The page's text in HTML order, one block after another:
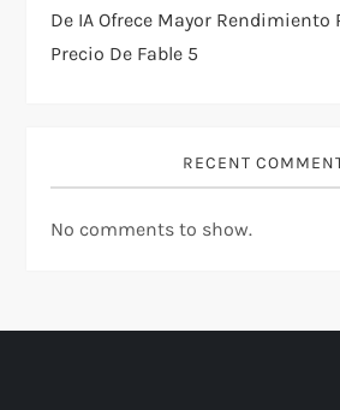
De IA Ofrece Mayor Rendimiento
Precio De Fable 5
RECENT
No comments to show.